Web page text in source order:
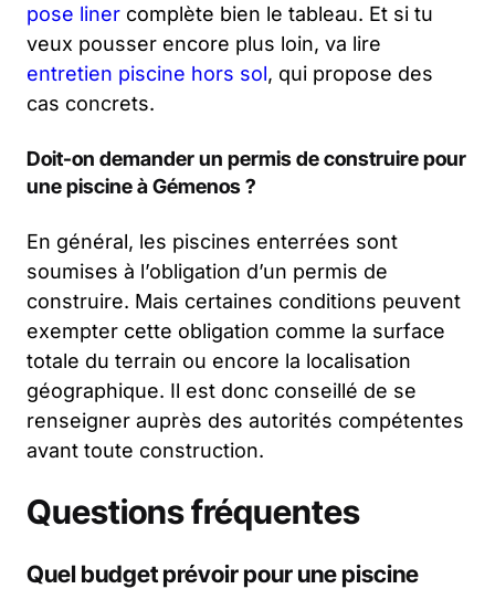
pose liner complète bien le tableau. Et si tu
veux pousser encore plus loin, va lire
entretien piscine hors sol, qui propose des
cas concrets.
Doit-on demander un permis de construire pour
une piscine à Gémenos ?
En général, les piscines enterrées sont
soumises à l’obligation d’un permis de
construire. Mais certaines conditions peuvent
exempter cette obligation comme la surface
totale du terrain ou encore la localisation
géographique. Il est donc conseillé de se
renseigner auprès des autorités compétentes
avant toute construction.
Questions fréquentes
Quel budget prévoir pour une piscine